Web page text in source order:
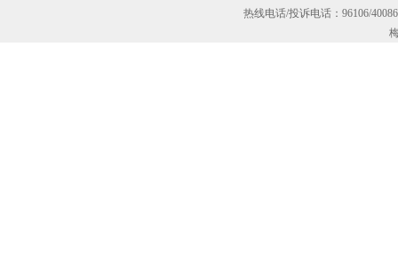
热线电话/投诉电话：96106/